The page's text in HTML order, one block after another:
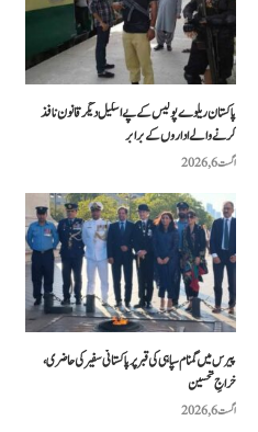
پاکستان ریلوے پولیس کے پے اسکیل دیگر قانون نافذ
کرنے والے اداروں کے برابر
اگست 6, 2026
پیرس میں گمنام سپاہی کی قبر پر پاکستانی سفیر کی حاضری،
خراجِ تحسین
اگست 6, 2026